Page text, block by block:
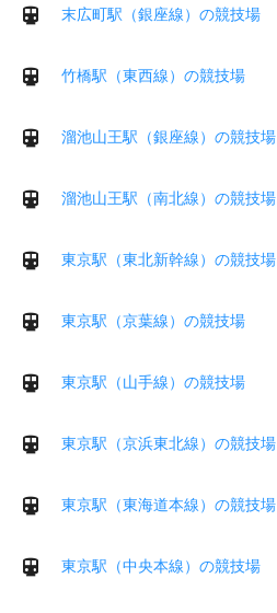
末広町駅（銀座線）の競技場
竹橋駅（東西線）の競技場
溜池山王駅（銀座線）の競技場
溜池山王駅（南北線）の競技場
東京駅（東北新幹線）の競技場
東京駅（京葉線）の競技場
東京駅（山手線）の競技場
東京駅（京浜東北線）の競技場
東京駅（東海道本線）の競技場
東京駅（中央本線）の競技場